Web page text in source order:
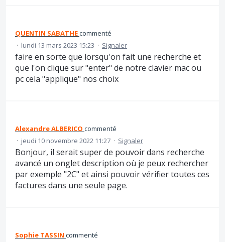
QUENTIN SABATHEcommenté
· lundi 13 mars 2023 15:23 · Signaler
faire en sorte que lorsqu'on fait une recherche et
que l'on clique sur "enter" de notre clavier mac ou
pc cela "applique" nos choix
Alexandre ALBERICO commenté
· jeudi 10 novembre 2022 11:27 · Signaler
Bonjour, il serait super de pouvoir dans recherche
avancé un onglet description où je peux rechercher
par exemple "2C" et ainsi pouvoir vérifier toutes ces
factures dans une seule page.
Sophie TASSIN commenté